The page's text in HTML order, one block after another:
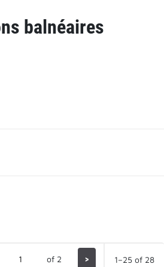
balnéaires
of 2 > 1–25 of 28